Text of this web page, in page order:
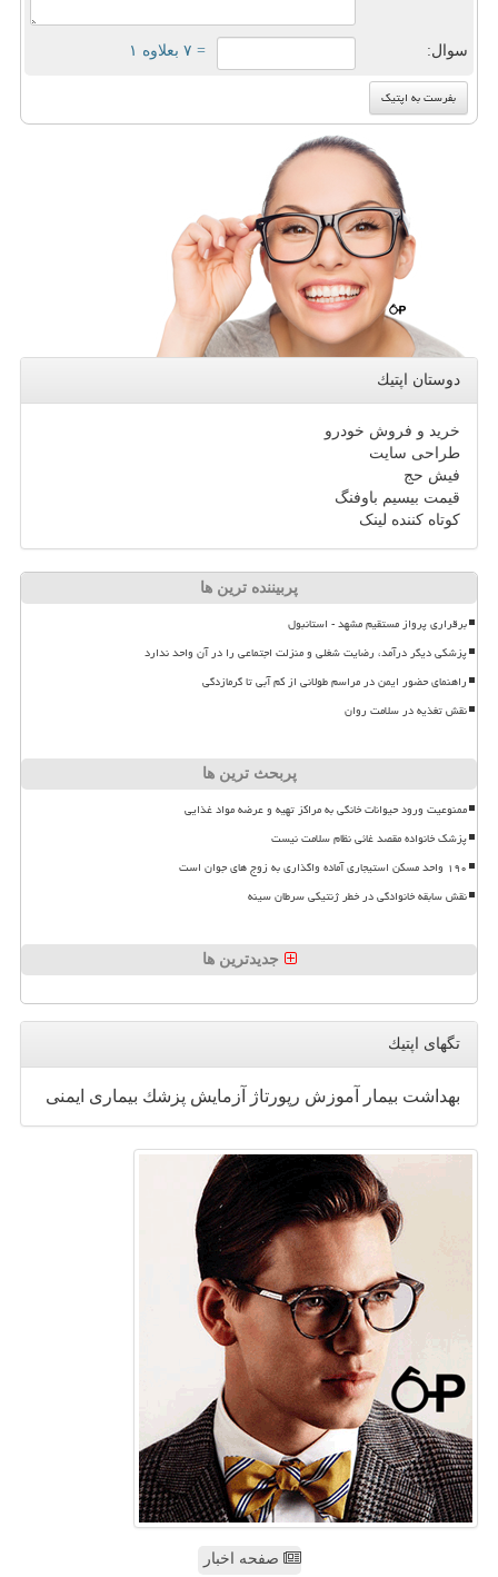
سوال: = ۷ بعلاوه ۱
دوستان اپتیك
خرید و فروش خودرو
طراحی سایت
فیش حج
قیمت بیسیم باوفنگ
کوتاه کننده لینک
پربیننده ترین ها
برقراری پرواز مستقیم مشهد - استانبول
پزشکی دیگر درآمد، رضایت شغلی و منزلت اجتماعی را در آن واحد ندارد
راهنمای حضور ایمن در مراسم طولانی از کم آبی تا گرمازدگی
نقش تغذیه در سلامت روان
پربحث ترین ها
ممنوعیت ورود حیوانات خانگی به مراکز تهیه و عرضه مواد غذایی
پزشک خانواده مقصد غائی نظام سلامت نیست
۱۹۰ واحد مسکن استیجاری آماده واگذاری به زوج های جوان است
نقش سابقه خانوادگی در خطر ژنتیکی سرطان سینه
جدیدترین ها
تگهای اپتیك
بهداشت بیمار آموزش رپورتاژ آزمایش پزشك بیماری ایمنی
صفحه اخبار